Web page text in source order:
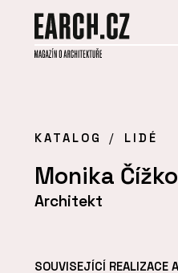
KATALOG LIDÉ
Monika
Architekt
SOUVISEJÍCÍ REALIZACE